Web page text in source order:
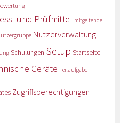
und Prüfmittel mitgeltende
Nutzerverwaltung
Schulungen Setup Startseite
Geräte Teilaufgabe
Zugriffsberechtigungen